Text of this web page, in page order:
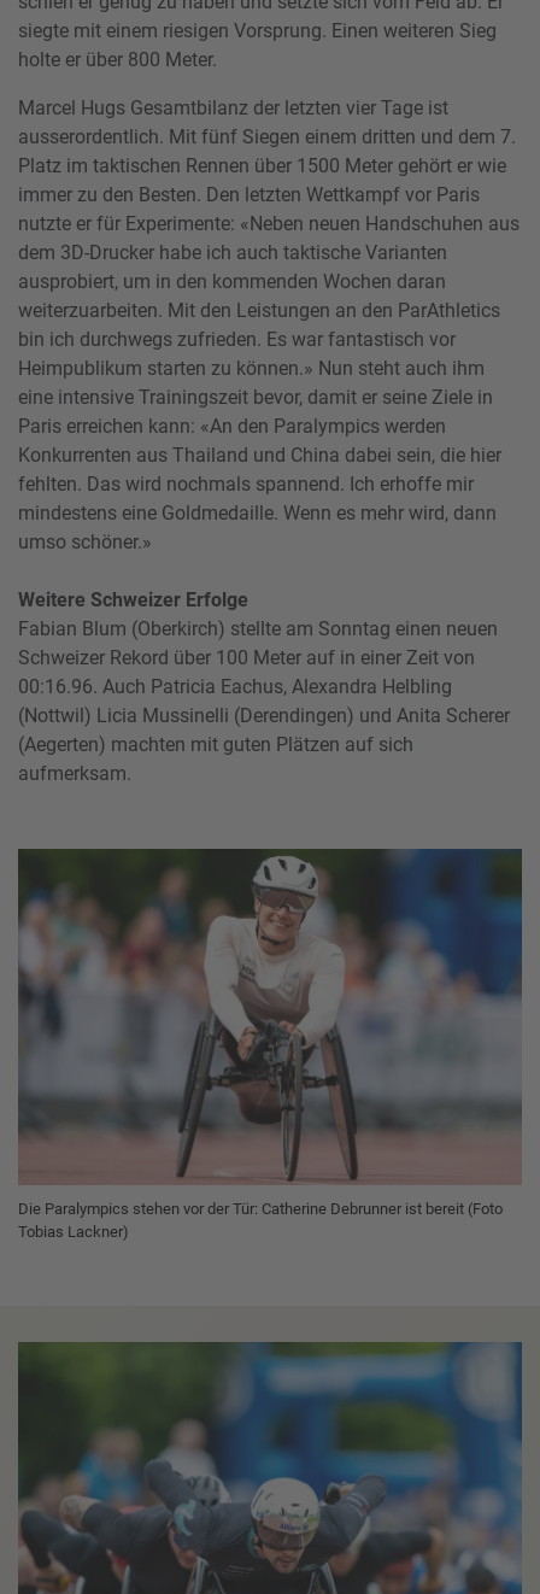
siegte mit einem riesigen Vorsprung. Einen weiteren Sieg
holte er über 800 Meter.
Marcel Hugs Gesamtbilanz der letzten vier Tage ist
ausserordentlich. Mit fünf Siegen einem dritten und dem 7.
Platz im taktischen Rennen über 1500 Meter gehört er wie
immer zu den Besten. Den letzten Wettkampf vor Paris
nutzte er für Experimente: «Neben neuen Handschuhen aus
dem 3D-Drucker habe ich auch taktische Varianten
ausprobiert, um in den kommenden Wochen daran
weiterzuarbeiten. Mit den Leistungen an den ParAthletics
bin ich durchwegs zufrieden. Es war fantastisch vor
Heimpublikum starten zu können.» Nun steht auch ihm
eine intensive Trainingszeit bevor, damit er seine Ziele in
Paris erreichen kann: «An den Paralympics werden
Konkurrenten aus Thailand und China dabei sein, die hier
fehlten. Das wird nochmals spannend. Ich erhoffe mir
mindestens eine Goldmedaille. Wenn es mehr wird, dann
umso schöner.»
Weitere Schweizer Erfolge
Fabian Blum (Oberkirch) stellte am Sonntag einen neuen
Schweizer Rekord über 100 Meter auf in einer Zeit von
00:16.96. Auch Patricia Eachus, Alexandra Helbling
(Nottwil) Licia Mussinelli (Derendingen) und Anita Scherer
(Aegerten) machten mit guten Plätzen auf sich
aufmerksam.
Die Paralympics stehen vor der Tür: Catherine Debrunner ist bereit (Foto
Tobias Lackner)